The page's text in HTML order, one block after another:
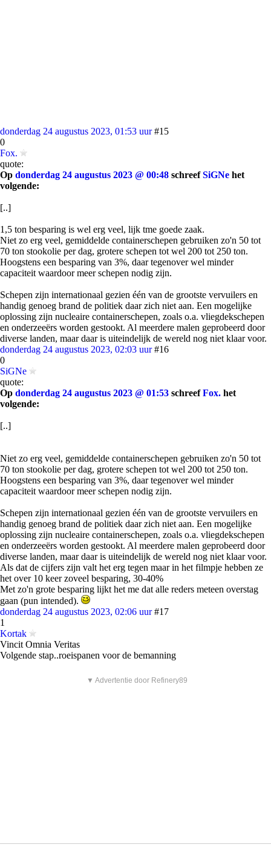
donderdag 24 augustus 2023, 01:53 uur #15
0
Fox.
quote:
Op donderdag 24 augustus 2023 @ 00:48 schreefSiGNe het
volgende:
[..]
1,5 ton besparing is wel erg veel, lijk tme goede zaak.
Niet zo erg veel, gemiddelde containerschepen gebruiken zo'n 50 tot
70 ton stookolie per dag, grotere schepen tot wel 200 tot 250 ton.
Hoogstens een besparing van 3%, daar tegenover wel minder
capaciteit waardoor meer schepen nodig zijn.
Schepen zijn internationaal gezien één van de grootste vervuilers en
handig genoeg brand de politiek daar zich niet aan. Een mogelijke
oplossing zijn nucleaire containerschepen, zoals o.a. vliegdekschepen
en onderzeeërs worden gestookt. Al meerdere malen geprobeerd door
diverse landen, maar daar is uiteindelijk de wereld nog niet klaar voor.
donderdag 24 augustus 2023, 02:03 uur #16
0
SiGNe
quote:
Op donderdag 24 augustus 2023 @ 01:53 schreefFox. het
volgende:
[..]
Niet zo erg veel, gemiddelde containerschepen gebruiken zo'n 50 tot
70 ton stookolie per dag, grotere schepen tot wel 200 tot 250 ton.
Hoogstens een besparing van 3%, daar tegenover wel minder
capaciteit waardoor meer schepen nodig zijn.
Schepen zijn internationaal gezien één van de grootste vervuilers en
handig genoeg brand de politiek daar zich niet aan. Een mogelijke
oplossing zijn nucleaire containerschepen, zoals o.a. vliegdekschepen
en onderzeeërs worden gestookt. Al meerdere malen geprobeerd door
diverse landen, maar daar is uiteindelijk de wereld nog niet klaar voor.
Als dat de cijfers zijn valt het erg tegen maar in het filmpje hebben ze
het over 10 keer zoveel besparing, 30-40%
Met zo'n grote besparing lijkt het me dat alle reders meteen overstag
gaan (pun intended).
donderdag 24 augustus 2023, 02:06 uur #17
1
Kortak
Vincit Omnia Veritas
Volgende stap..roeispanen voor de bemanning
▼ Advertentie door Refinery89